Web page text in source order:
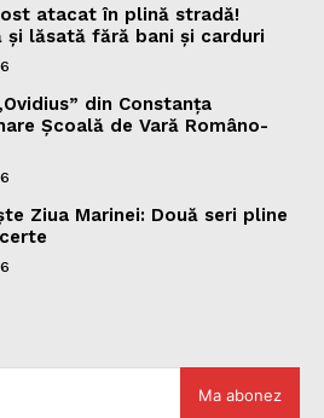
atacat în plină stradă!
lăsată fără bani și carduri
din Constanța
Școală de Vară Româno-
Ziua Marinei: Două seri pline
Ma abonez